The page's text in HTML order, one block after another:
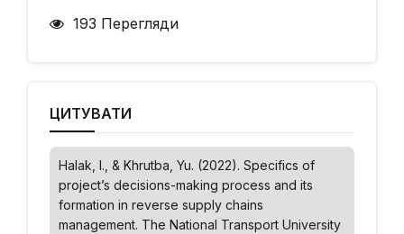
193 Перегляди
ЦИТУВАТИ
Halak, I., & Khrutba, Yu. (2022). Specifics of
project’s decisions-making process and its
formation in reverse supply chains
management. The National Transport University